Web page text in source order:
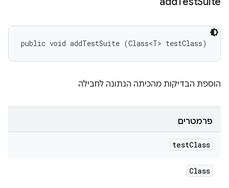
public void addTestSuite (Class<T> testClass)
הוספת הבדיקות מהכיתה הנתונה לחבילה
פרמטרים
testClass
Class